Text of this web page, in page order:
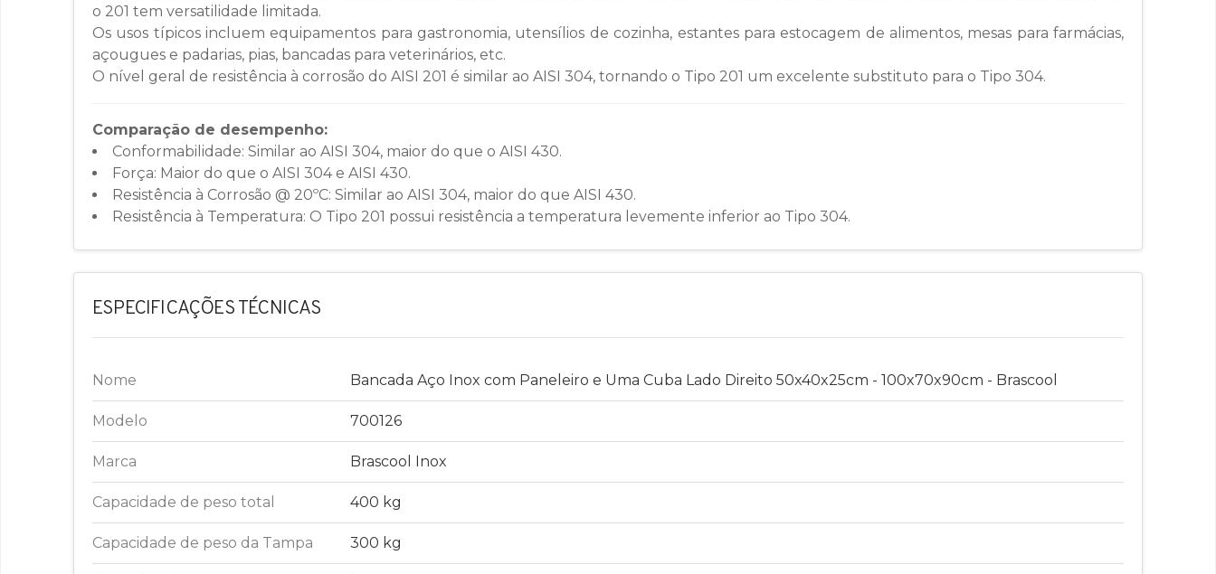
o 201 tem versatilidade limitada.
Os usos típicos incluem equipamentos para gastronomia, utensílios de cozinha, estantes para estocagem de alimentos, mesas para farmácias,
açougues e padarias, pias, bancadas para veterinários, etc.
O nível geral de resistência à corrosão do AISI 201 é similar ao AISI 304, tornando o Tipo 201 um excelente substituto para o Tipo 304.
Comparação de desempenho:
Conformabilidade: Similar ao AISI 304, maior do que o AISI 430.
Força: Maior do que o AISI 304 e AISI 430.
Resistência à Corrosão @ 20ºC: Similar ao AISI 304, maior do que AISI 430.
Resistência à Temperatura: O Tipo 201 possui resistência a temperatura levemente inferior ao Tipo 304.
ESPECIFICAÇÕES TÉCNICAS
Nome Bancada Aço Inox com Paneleiro e Uma Cuba Lado Direito 50x40x25cm - 100x70x90cm - Brascool
Modelo 700126
Marca Brascool Inox
Capacidade de peso total 400 kg
Capacidade de peso da Tampa 300 kg